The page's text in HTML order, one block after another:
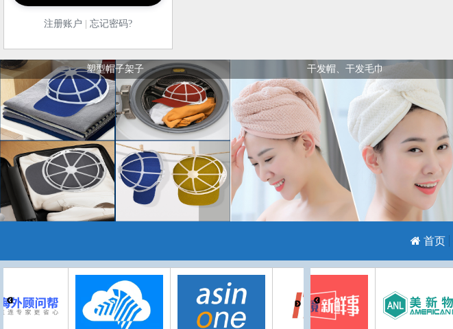
注册账户 忘记密码?
塑型帽子架子 干发帽、干发毛巾
首页